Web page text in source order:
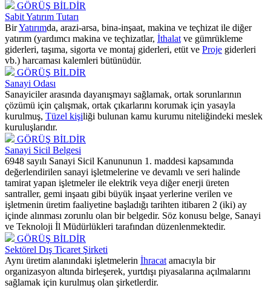
GÖRÜŞ BİLDİR
Sabit Yatırım Tutarı
BirYatırımda, arazi-arsa, bina-inşaat, makina ve teçhizat ile diğer
yatırım (yardımcı makina ve teçhizatlar, İthalat ve gümrükleme
giderleri, taşıma, sigorta ve montaj giderleri, etüt ve Proje giderleri
vb.) harcaması kalemleri bütünüdür.
GÖRÜŞ BİLDİR
Sanayi Odası
Sanayiciler arasında dayanışmayı sağlamak, ortak sorunlarının
çözümü için çalışmak, ortak çıkarlarını korumak için yasayla
kurulmuş, Tüzel kişiliği bulunan kamu kurumu niteliğindeki meslek
kuruluşlarıdır.
GÖRÜŞ BİLDİR
Sanayi Sicil Belgesi
6948 sayılı Sanayi Sicil Kanununun 1. maddesi kapsamında
değerlendirilen sanayi işletmelerine ve devamlı ve seri halinde
tamirat yapan işletmeler ile elektrik veya diğer enerji üreten
santraller, gemi inşaatı gibi büyük inşaat yerlerine verilen ve
işletmenin üretim faaliyetine başladığı tarihten itibaren 2 (iki) ay
içinde alınması zorunlu olan bir belgedir. Söz konusu belge, Sanayi
ve Teknoloji İl Müdürlükleri tarafından düzenlenmektedir.
GÖRÜŞ BİLDİR
Sektörel Dış Ticaret Şirketi
Aynı üretim alanındaki işletmelerin İhracat amacıyla bir
organizasyon altında birleşerek, yurtdışı piyasalarına açılmalarını
sağlamak için kurulmuş olan şirketlerdir.